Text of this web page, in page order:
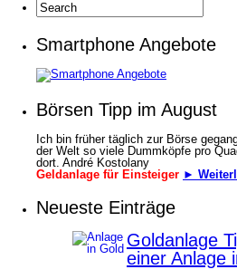
Smartphone Angebote
Börsen Tipp im August
Ich bin früher täglich zur Börse
der Welt so viele Dummköpfe pro
dort. André Kostolany
Geldanlage für Einsteiger ►
Neueste Einträge
Goldanlage
einer Anlage